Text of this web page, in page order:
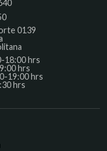
0139
18:00 hrs
hrs
19:00 hrs
hrs